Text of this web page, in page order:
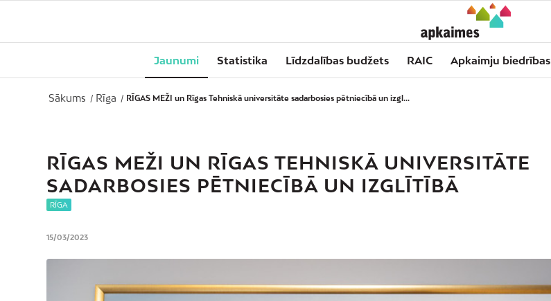
Jaunumi Statistika Līdzdalības budžets RAIC Apkaimju biedrības
Sākums / Rīga / RĪGAS MEŽI un Rīgas Tehniskā universitāte sadarbosies pētniecībā un izgl...
RĪGAS MEŽI UN RĪGAS TEHNISKĀ UNIVERSITĀTE
SADARBOSIES PĒTNIECĪBĀ UN IZGLĪTĪBĀ
RĪGA
15/03/2023